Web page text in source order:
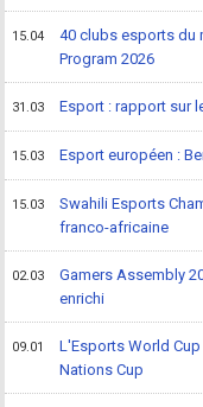
15.04
40 clubs esports du
Program 2026
31.03 Esport : rapport sur
15.03 Esport européen :
15.03
Swahili Esports
franco-africaine
02.03
Gamers Assembly
enrichi
09.01
L'Esports World
Nations Cup